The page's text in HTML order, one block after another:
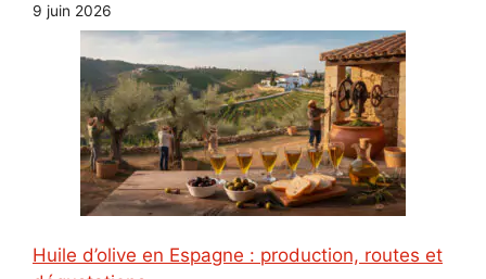
9 juin 2026
Huile d’olive en Espagne : production, routes et